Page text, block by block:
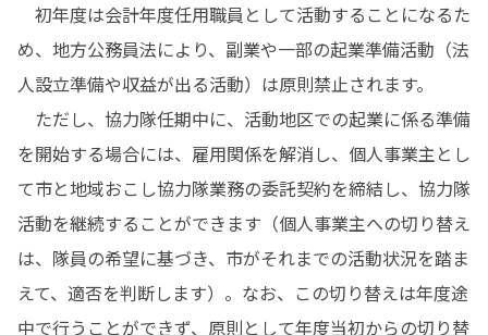
初年度は会計年度任用職員として活動することになるた
め、地方公務員法により、副業や一部の起業準備活動（法
人設立準備や収益が出る活動）は原則禁止されます。
ただし、協力隊任期中に、活動地区での起業に係る準備
を開始する場合には、雇用関係を解消し、個人事業主とし
て市と地域おこし協力隊業務の委託契約を締結し、協力隊
活動を継続することができます（個人事業主への切り替え
は、隊員の希望に基づき、市がそれまでの活動状況を踏ま
えて、適否を判断します）。なお、この切り替えは年度途
中で行うことができず、原則として年度当初からの切り替